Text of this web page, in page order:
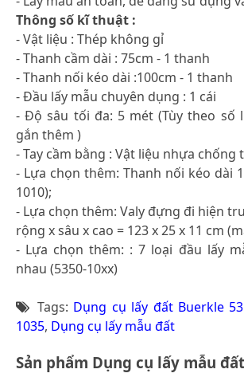
Thông số kĩ thuật :
- Vật liệu : Thép không gỉ
- Thanh cầm dài : 75cm - 1 thanh
- Thanh nối kéo dài :100cm - 1 thanh
- Đầu lấy mẫu chuyên dụng : 1 cái
- Độ sâu tối đa: 5 mét (Tùy theo số
gắn thêm )
- Tay cầm bằng : Vật liệu nhựa
- Lựa chọn thêm: Thanh nối kéo dài
1010);
- Lựa chọn thêm: Valy đựng đi hiện
rộng x sâu x cao = 123 x 25 x 11 cm
- Lựa chọn thêm: : 7 loại đầu lấy
nhau (5350-10xx)
Tags: Dụng cụ lấy đất Buerkle
1035, Dụng cụ lấy mẫu đất
Sản phẩm Dụng cụ lấy mẫu